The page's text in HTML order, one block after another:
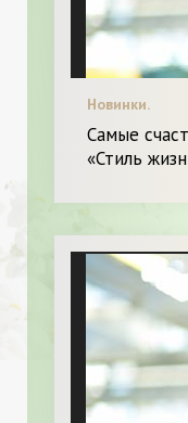
Новинки.
Самые
«Стиль